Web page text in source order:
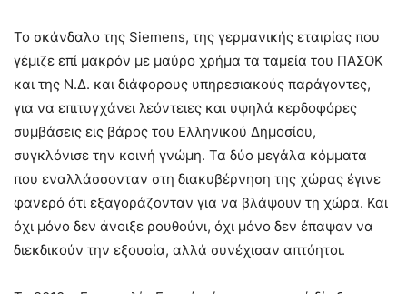
Το σκάνδαλο της Siemens, της γερμανικής εταιρίας που
γέμιζε επί μακρόν με μαύρο χρήμα τα ταμεία του ΠΑΣΟΚ
και της Ν.Δ. και διάφορους υπηρεσιακούς παράγοντες,
για να επιτυγχάνει λεόντειες και υψηλά κερδοφόρες
συμβάσεις εις βάρος του Ελληνικού Δημοσίου,
συγκλόνισε την κοινή γνώμη. Τα δύο μεγάλα κόμματα
που εναλλάσσονταν στη διακυβέρνηση της χώρας έγινε
φανερό ότι εξαγοράζονταν για να βλάψουν τη χώρα. Και
όχι μόνο δεν άνοιξε ρουθούνι, όχι μόνο δεν έπαψαν να
διεκδικούν την εξουσία, αλλά συνέχισαν απτόητοι.